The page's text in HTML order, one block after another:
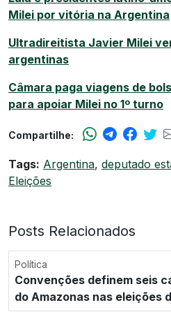
Milei por vitória na Argentina
Ultradireitista Javier Milei
argentinas
Câmara paga viagens de
para apoiar Milei no 1º turno
Compartilhe:
Tags: Argentina, deputado
Eleições
Posts Relacionados
Política
Convenções definem seis
do Amazonas nas eleições